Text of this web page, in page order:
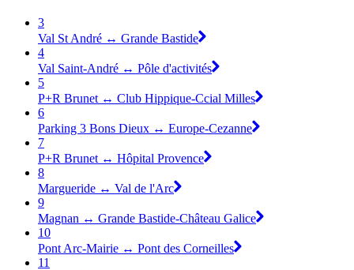
3
Val St André ↔ Grande Bastide
4
Val Saint-André ↔ Pôle d'activités
5
P+R Brunet ↔ Club Hippique-Ccial Milles
6
Parking 3 Bons Dieux ↔ Europe-Cezanne
7
P+R Brunet ↔ Hôpital Provence
8
Margueride ↔ Val de l'Arc
9
Magnan ↔ Grande Bastide-Château Galice
10
Pont Arc-Mairie ↔ Pont des Corneilles
11